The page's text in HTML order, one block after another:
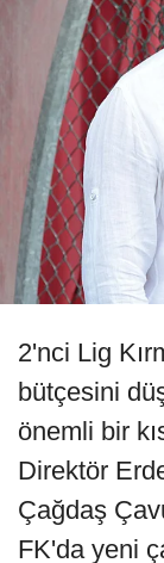
2'nci Lig
bütçesini
önemli bir
Direktör
Çağdaş
FK'da yeni